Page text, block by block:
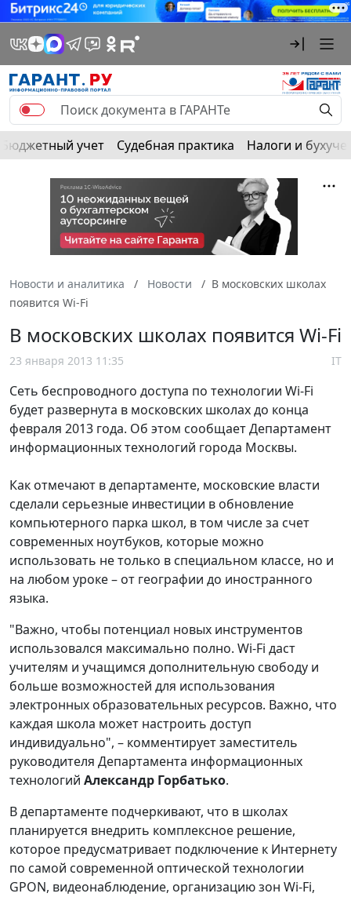
Бюджетный учет Судебная практика Налоги и
Новости и аналитика Новости
В московских школах
появится Wi-Fi
В московских школах появится Wi-Fi
23 января 2013 11:35 IT
Сеть беспроводного доступа по технологии Wi-Fi
будет развернута в московских школах до конца
февраля 2013 года. Об этом сообщает Департамент
информационных технологий города Москвы.
Как отмечают в департаменте, московские власти
сделали серьезные инвестиции в обновление
компьютерного парка школ, в том числе за счет
современных ноутбуков, которые можно
использовать не только в специальном классе, но и
на любом уроке – от географии до иностранного
языка.
"Важно, чтобы потенциал новых инструментов
использовался максимально полно. Wi-Fi даст
учителям и учащимся дополнительную свободу и
больше возможностей для использования
электронных образовательных ресурсов. Важно, что
каждая школа может настроить доступ
индивидуально", – комментирует заместитель
руководителя Департамента информационных
технологий Александр Горбатько.
В департаменте подчеркивают, что в школах
планируется внедрить комплексное решение,
которое предусматривает подключение к Интернету
по самой современной оптической технологии
GPON, видеонаблюдение, организацию зон Wi-Fi,